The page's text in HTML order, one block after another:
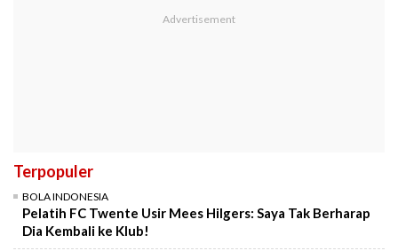
Terpopuler
BOLA INDONESIA
Pelatih FC Twente Usir Mees Hilgers: Saya Tak Berharap
Dia Kembali ke Klub!